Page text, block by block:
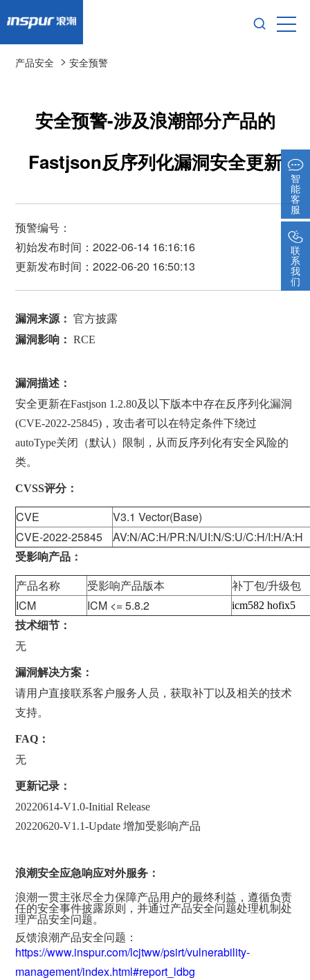
产品安全 >安全预警
安全预警-涉及浪潮部分产品的
Fastjson反序列化漏洞安全更新
预警编号：
初始发布时间：2022-06-14 16:16:16
更新发布时间：2022-06-20 16:50:13
漏洞来源：官方披露
漏洞影响：RCE
漏洞描述：
安全更新在Fastjson 1.2.80及以下版本中存在反序列化漏洞
(CVE-2022-25845)，攻击者可以在特定条件下绕过
autoType关闭（默认）限制，从而反序列化有安全风险的
类。
CVSS评分：
CVE
V3.1 Vector(Base)
CVE-2022-25845
AV:N/AC:H/PR:N/UI:N/S:U/C:H/I:H/A:H
受影响产品：
产品名称 受影响产品版本
补丁包/升级包
ICM
ICM <= 5.8.2
icm582 hofix5
技术细节：
无
漏洞解决方案：
请用户直接联系客户服务人员，获取补丁以及相关的技术
支持。
FAQ：
无
更新记录：
20220614-V1.0-Initial Release
20220620-V1.1-Update 增加受影响产品
浪潮安全应急响应对外服务：
浪潮一贯主张尽全力保障产品用户的最终利益，遵循负责
任的安全事件披露原则，并通过产品安全问题处理机制处
理产品安全问题。
反馈浪潮产品安全问题：
https://www.inspur.com/lcjtww/psirt/vulnerability-
management/index.html#report_ldbg
智
能
客
服
联
系
我
们